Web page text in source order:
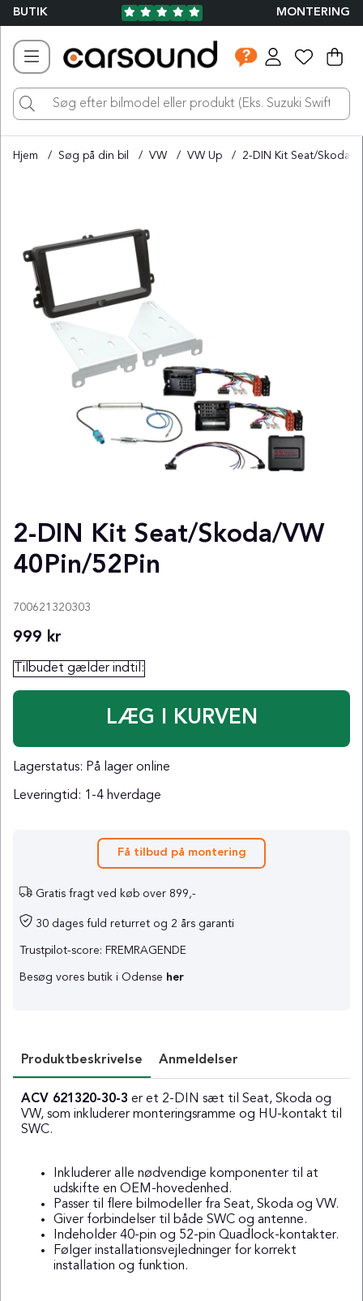
BUTIK MONTERING
.
Hjem Søg på din bil VW VW Up 2-DIN Kit Seat/Skoda/
2-DIN Kit Seat/Skoda/VW
40Pin/52Pin
700621320303
999 kr
Tilbudet gælder indtil:
Lagerstatus: På lager online
Leveringtid: 1-4 hverdage
Få tilbud på montering
Gratis fragt ved køb over 899,-
30 dages fuld returret og 2 års garanti
Trustpilot-score: FREMRAGENDE
Besøg vores butik i Odense her
Produktbeskrivelse Anmeldelser
ACV 621320-30-3 er et 2-DIN sæt til Seat, Skoda og
VW, som inkluderer monteringsramme og HU-kontakt til
SWC.
Inkluderer alle nødvendige komponenter til at
udskifte en OEM-hovedenhed.
Passer til flere bilmodeller fra Seat, Skoda og VW.
Giver forbindelser til både SWC og antenne.
Indeholder 40-pin og 52-pin Quadlock-kontakter.
Følger installationsvejledninger for korrekt
installation og funktion.